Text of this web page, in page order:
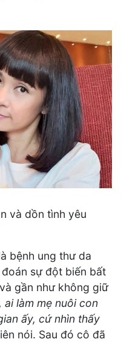
và dồn tình yêu
bệnh ung thư da
sự đột biến bất
gần như không giữ
ai làm mẹ nuôi con
ấy, cứ nhìn thấy
nói. Sau đó cô đã